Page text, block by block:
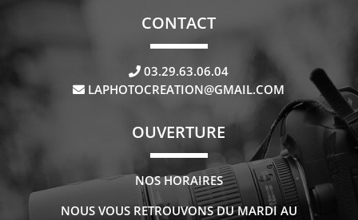
CONTACT
03.29.63.06.04
LAPHOTOCREATION@GMAIL.COM
OUVERTURE
NOS HORAIRES
NOUS VOUS RETROUVONS DU MARDI AU